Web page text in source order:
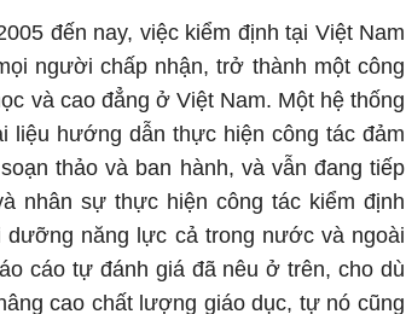
đến nay, việc kiểm định tại Việt Nam
người chấp nhận, trở thành một công
và cao đẳng ở Việt Nam. Một hệ thống
liệu hướng dẫn thực hiện công tác đảm
thảo và ban hành, và vẫn đang tiếp
nhân sự thực hiện công tác kiểm định
năng lực cả trong nước và ngoài
cáo tự đánh giá đã nêu ở trên, cho dù
cao chất lượng giáo dục, tự nó cũng